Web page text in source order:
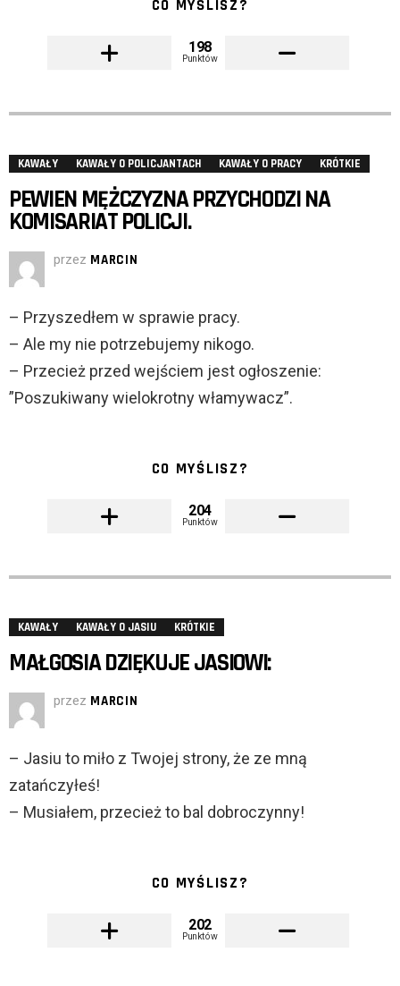
CO MYŚLISZ?
198
Punktów
KAWAŁY KAWAŁY O POLICJANTACH KAWAŁY O PRACY KRÓTKIE
PEWIEN MĘŻCZYZNA PRZYCHODZI NA
KOMISARIAT POLICJI.
przez MARCIN
– Przyszedłem w sprawie pracy.
– Ale my nie potrzebujemy nikogo.
– Przecież przed wejściem jest ogłoszenie:
”Poszukiwany wielokrotny włamywacz”.
CO MYŚLISZ?
204
Punktów
KAWAŁY KAWAŁY O JASIU KRÓTKIE
MAŁGOSIA DZIĘKUJE JASIOWI:
przez MARCIN
– Jasiu to miło z Twojej strony, że ze mną
zatańczyłeś!
– Musiałem, przecież to bal dobroczynny!
CO MYŚLISZ?
202
Punktów